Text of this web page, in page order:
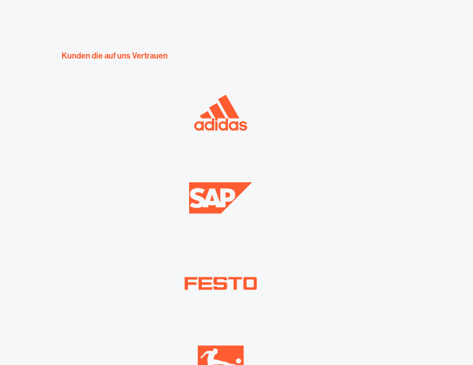
Kunden die auf uns Vertrauen